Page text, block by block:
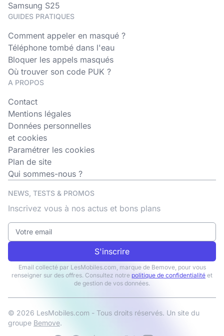
Samsung S25
GUIDES PRATIQUES
Comment appeler en masqué ?
Téléphone tombé dans l'eau
Bloquer les appels masqués
Où trouver son code PUK ?
A PROPOS
Contact
Mentions légales
Données personnelles
et cookies
Paramétrer les cookies
Plan de site
Qui sommes-nous ?
NEWS, TESTS & PROMOS
Inscrivez vous à nos actus et bons plans
S'inscrire
Email collecté par LesMobiles.com, marque de Bemove, pour vous
renseigner sur des offres. Consultez notre politique de confidentialité et
de gestion de vos données.
© 2026 LesMobiles.com - Tous droits réservés. Un site du
groupe Bemove.